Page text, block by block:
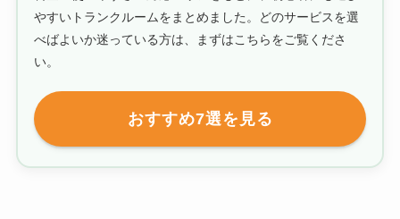
やすいトランクルームをまとめました。どのサービスを選
べばよいか迷っている方は、まずはこちらをご覧くださ
い。
おすすめ7選を見る